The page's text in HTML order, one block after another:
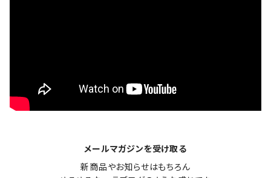
メールマガジンを受け取る
新商品やお知らせはもちろん